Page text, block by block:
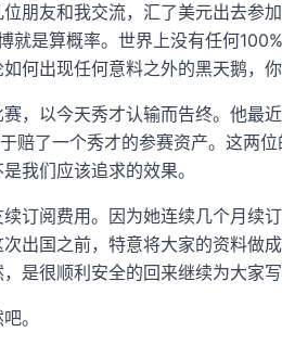
朋友和我交流，汇了美元出去
就是算概率。世界上没有任何
何出现任何意料之外的黑天鹅，
，以今天秀才认输而告终。他最
赔了一个秀才的参赛资产。这两
我们应该追求的效果。
订阅费用。因为她连续几个月
出国之前，特意将大家的资料
是很顺利安全的回来继续为大家
。